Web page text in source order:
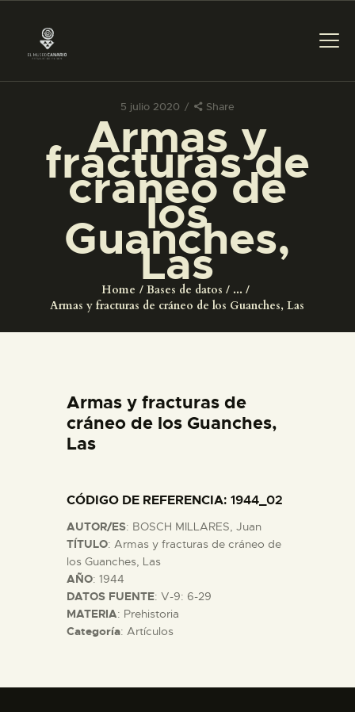
5 julio 2020 Share
Armas y
fracturas de
cráneo de
los
Guanches,
Las
Home Bases de datos
...
Armas y fracturas de cráneo de los Guanches, Las
PREPARAR LA VISITA
ACTIVIDADES
█
EL MUSEO
ESPAÑOL
█
EL MUSEO
Armas y fracturas de
cráneo de los Guanches,
Las
CÓDIGO DE REFERENCIA: 1944_02
AUTOR/ES: BOSCH MILLARES, Juan
TÍTULO: Armas y fracturas de cráneo de
los Guanches, Las
AÑO: 1944
DATOS FUENTE: V-9: 6-29
MATERIA: Prehistoria
Categoría: Artículos